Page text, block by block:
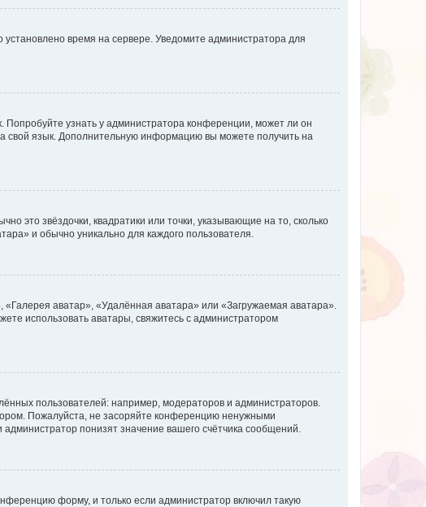
время на сервере. Уведомите администратора для
узнать у администратора конференции, может ли он
свой язык. Дополнительную информацию вы можете получить на
это звёздочки, квадратики или точки, указывающие на то, сколько
и обычно уникально для каждого пользователя.
аватар», «Удалённая аватара» или «Загружаемая аватара».
использовать аватары, свяжитесь с администратором
пользователей: например, модераторов и администраторов.
Пожалуйста, не засоряйте конференцию ненужными
понизят значение вашего счётчика сообщений.
форму, и только если администратор включил такую